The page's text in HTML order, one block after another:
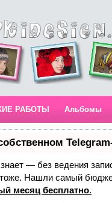
РАБОТЫ Альбомы
— без ведения
тоже. Нашли самый
месяц бесплатно.